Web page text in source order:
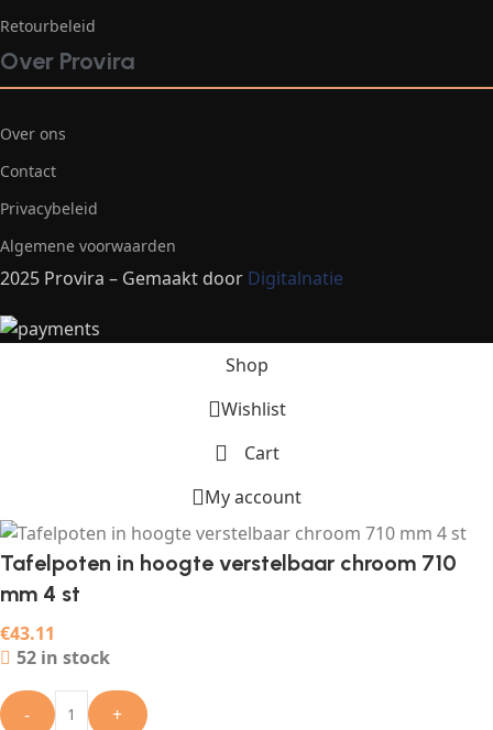
Retourbeleid
Over Provira
Over ons
Contact
Privacybeleid
Algemene voorwaarden
2025 Provira – Gemaakt door Digitalnatie
Shop
Wishlist
Cart
My account
Tafelpoten in hoogte verstelbaar chroom 710
mm 4 st
€43.11
52 in stock
- +